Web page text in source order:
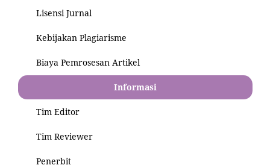
Lisensi Jurnal
Kebijakan Plagiarisme
Biaya Pemrosesan Artikel
Informasi
Tim Editor
Tim Reviewer
Penerbit